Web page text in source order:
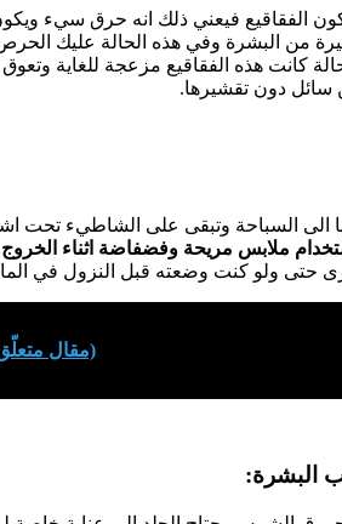
الفقاقيع فيعني ذلك انه حرق سيء
من البشرة وفي هذه الحالة عليك
كانت هذه الفقاقيع مزعجة للغاية
سائل دون تقشيرها.
الى السباحة وتبقى على الشاطيء تحت
ملابس مريحة وفضفاضة اثناء الخروج
حتى ولو كنت وضعته قبل النزول في
(مقال